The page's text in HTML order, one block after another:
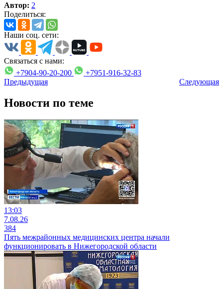
Автор: 2
Поделиться:
Наши соц. сети:
Связаться с нами:
+7904-90-20-200
+7951-916-32-83
Предыдущая
Следующая
Новости по теме
13:03
7.08.26
384
Пять межрайонных медицинских центра начали
функционировать в Нижегородской области